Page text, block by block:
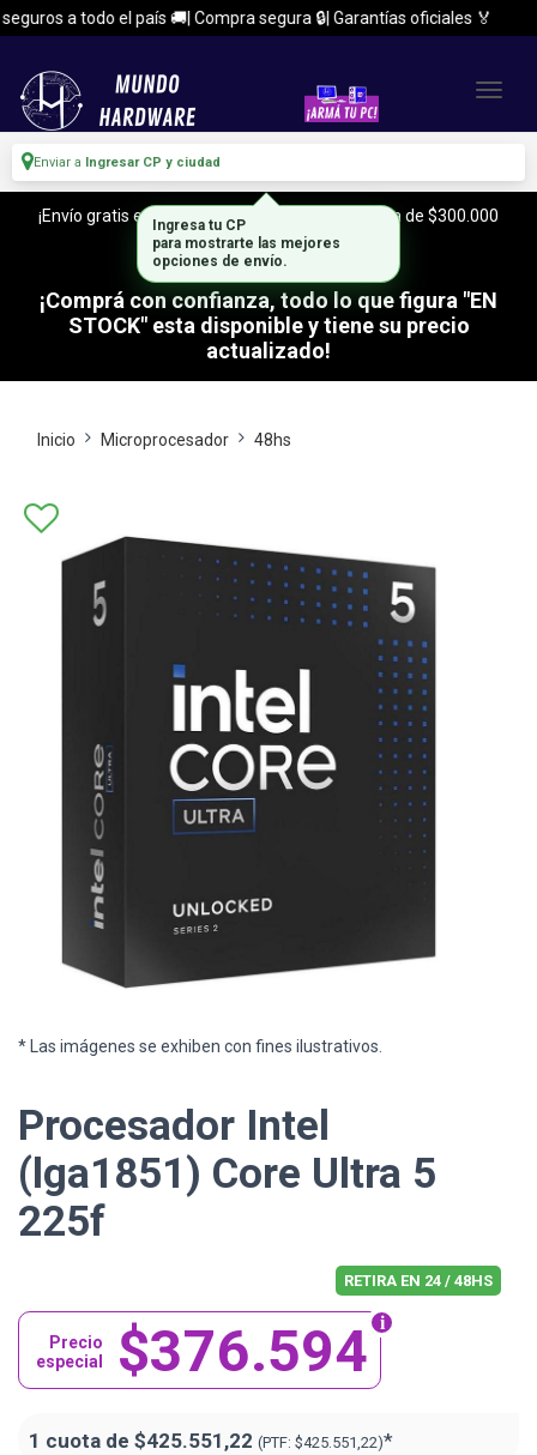
a todo el país 🚚| Compra segura 🔒| Garantías oficiales 🏅
Enviar a Ingresar CP y ciudad
¡Envío gratis en CABA y Zona Sur, con tu compra de $300.000
o mas!
¡Comprá con confianza, todo lo que figura "EN
STOCK" esta disponible y tiene su precio
actualizado!
Inicio Microprocesador 48hs
* Las imágenes se exhiben con fines ilustrativos.
Procesador Intel
(lga1851) Core Ultra 5
225f
RETIRA EN 24 / 48HS
$376.594
Precio
especial
1 cuota de $425.551,22 (PTF: $425.551,22)*
Ingresa tu CP
para mostrarte las mejores
opciones de envío.